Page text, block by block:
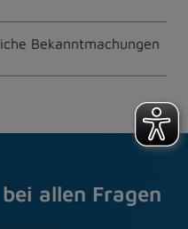
Bekanntmachungen
allen Fragen